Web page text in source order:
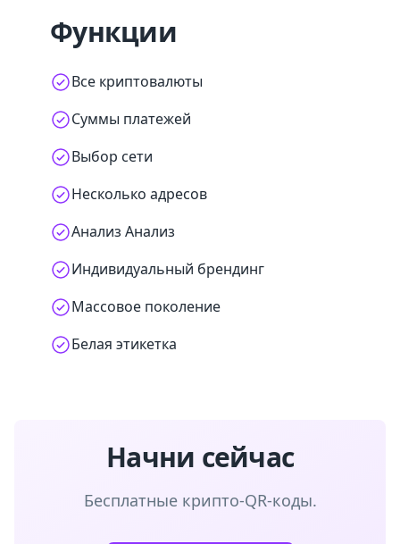
Функции
Все криптовалюты
Суммы платежей
Выбор сети
Несколько адресов
Анализ Анализ
Индивидуальный брендинг
Массовое поколение
Белая этикетка
Начни сейчас
Бесплатные крипто-QR-коды.